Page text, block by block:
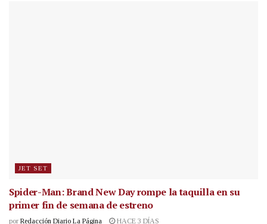
JET SET
Spider-Man: Brand New Day rompe la taquilla en su
primer fin de semana de estreno
por Redacción Diario La Página HACE 3 DÍAS